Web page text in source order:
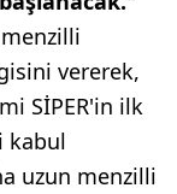
vererek,
SİPER'in ilk
kabul
uzun menzilli